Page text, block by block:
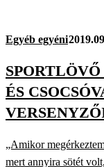
Egyéb egyéni
ÉS
„Amikor
mert annyira sötét